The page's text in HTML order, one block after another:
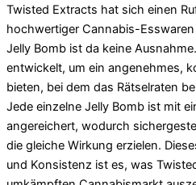
Twisted Extracts hat sich einen
hochwertiger Cannabis-
Jelly Bomb ist da keine
entwickelt, um ein angenehmes,
bieten, bei dem das Rätselraten
Jede einzelne Jelly Bomb ist mit
angereichert, wodurch
die gleiche Wirkung erzielen.
und Konsistenz ist es, was